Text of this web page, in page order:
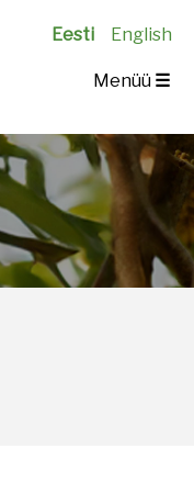
Eesti English
Menüü ☰